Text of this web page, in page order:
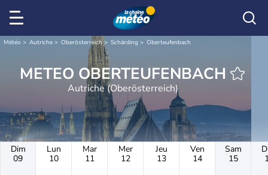
Météo Autriche Oberösterreich Schärding Oberteufenbach
METEO OBERTEUFENBACH
Autriche (Oberösterreich)
Dim
09
Lun
10
Mar
11
Mer
12
Jeu
13
Ven
14
Sam
15